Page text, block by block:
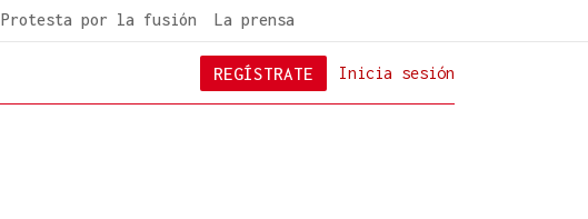
Protesta por la fusión La prensa
Inicia sesión
REGÍSTRATE